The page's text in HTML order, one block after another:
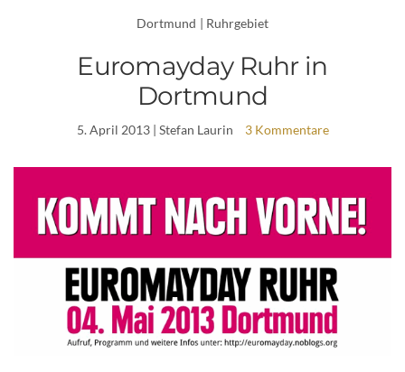
Dortmund | Ruhrgebiet
Euromayday Ruhr in
Dortmund
5. April 2013| Stefan Laurin 3 Kommentare